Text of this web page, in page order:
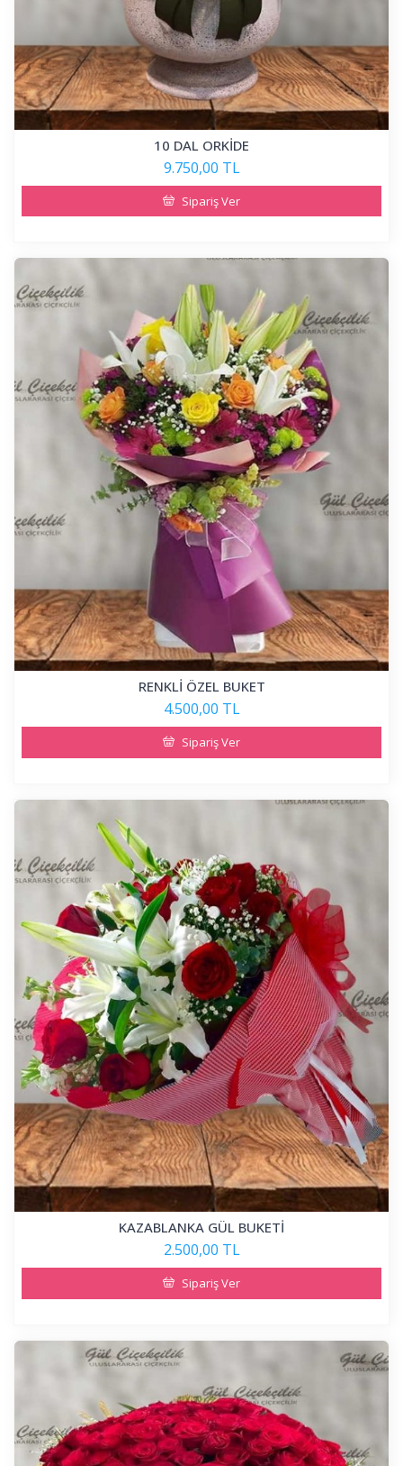
10 DAL ORKİDE
9.750,00 TL
Sipariş Ver
RENKLİ ÖZEL BUKET
4.500,00 TL
Sipariş Ver
KAZABLANKA GÜL BUKETİ
2.500,00 TL
Sipariş Ver